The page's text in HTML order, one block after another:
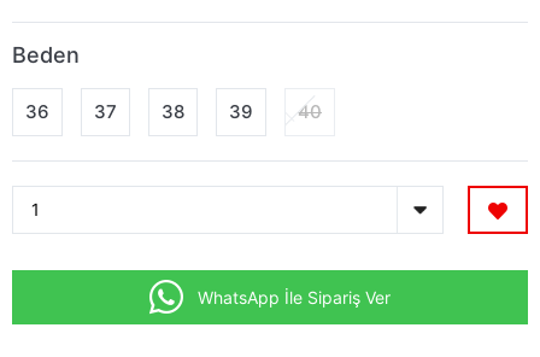
Beden
36 37 38 39 40
WhatsApp İle Sipariş Ver